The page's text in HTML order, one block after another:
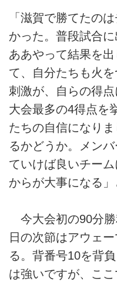
「滋賀で勝てたの
かった。普段試合に
ああやって結果を
て、自分たちも火
刺激が、自らの得
大会最多の4得点を
たちの自信になり
るかどうか。メン
ていけば良いチー
からが大事になる」
今大会初の90分
日の次節はアウェ
る。背番号10を背
は強いですが、こ